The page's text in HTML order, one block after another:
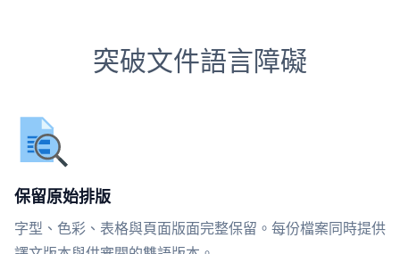
突破文件語言障礙
保留原始排版
字型、色彩、表格與頁面版面完整保留。每份檔案同時提供